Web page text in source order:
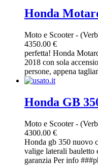
Honda
Moto e Scooter-
4350.00 €
perfetta! Honda
2018 con sola
persone, appena
Honda GB
Moto e Scooter-
4300.00 €
Honda gb 350 nuovo
valige laterali bauletto
garanzia Per info